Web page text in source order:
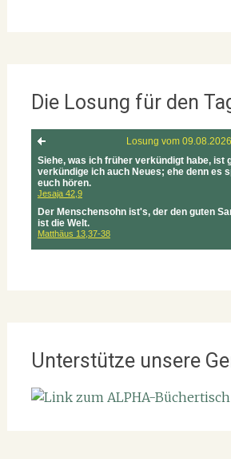
Die Losung für den
Unterstütze unsere